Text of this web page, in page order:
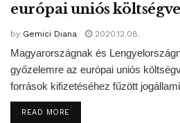
európai uniós
by Gemici Diana 2020.12.08.
Magyarországnak és
győzelemre az európai uniós
források kifizetéséhez fűzött
READ MOREDETAILS